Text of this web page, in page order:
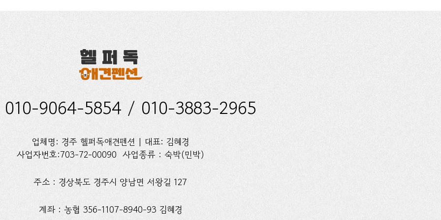
9064-5854 / 010-3883-2965
업체명: 경주 헬퍼독애견펜션 | 대표: 김혜경
사업자번호:703-72-00090 사업종류 : 숙박(민박)
주소 : 경상북도 경주시 양남면 서왕길 127
계좌 : 농협 356-1107-8940-93 김혜경